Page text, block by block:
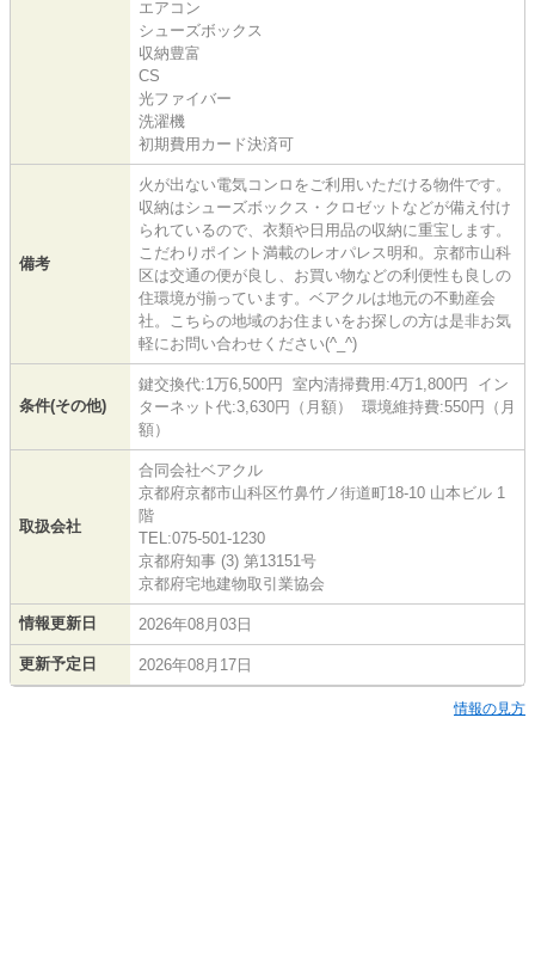
エアコン
シューズボックス
収納豊富
CS
光ファイバー
洗濯機
初期費用カード決済可
備考
火が出ない電気コンロをご利用いただける物件です。
収納はシューズボックス・クロゼットなどが備え付け
られているので、衣類や日用品の収納に重宝します。
こだわりポイント満載のレオパレス明和。京都市山科
区は交通の便が良し、お買い物などの利便性も良しの
住環境が揃っています。ベアクルは地元の不動産会
社。こちらの地域のお住まいをお探しの方は是非お気
軽にお問い合わせください(^_^)
条件(その他)
鍵交換代:1万6,500円 室内清掃費用:4万1,800円 イン
ターネット代:3,630円（月額） 環境維持費:550円（月
額）
取扱会社
合同会社ベアクル
京都府京都市山科区竹鼻竹ノ街道町18-10 山本ビル 1
階
TEL:075-501-1230
京都府知事 (3) 第13151号
京都府宅地建物取引業協会
情報更新日 2026年08月03日
更新予定日 2026年08月17日
情報の見方